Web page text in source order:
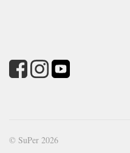
© SuPer 2026